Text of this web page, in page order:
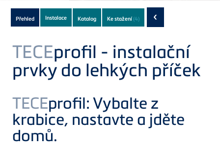
Subnavigation
of
current
Product
Přehled Instalace Katalog Ke stažení(4) ‹
TECEprofil - instalační
prvky do lehkých příček
TECEprofil: Vybalte z
krabice, nastavte a jděte
domů.